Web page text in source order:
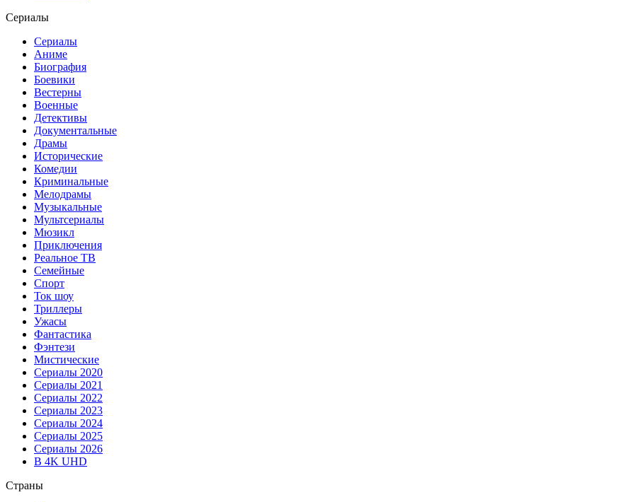
Сериалы
Сериалы
Аниме
Биография
Боевики
Вестерны
Военные
Детективы
Документальные
Драмы
Исторические
Комедии
Криминальные
Мелодрамы
Музыкальные
Мультсериалы
Мюзикл
Приключения
Реальное ТВ
Семейные
Спорт
Ток шоу
Триллеры
Ужасы
Фантастика
Фэнтези
Мистические
Сериалы 2020
Сериалы 2021
Сериалы 2022
Сериалы 2023
Сериалы 2024
Сериалы 2025
Сериалы 2026
В 4K UHD
Страны